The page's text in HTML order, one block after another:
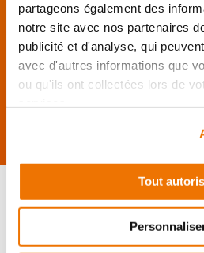
partageons également des
notre site avec nos partenaires
publicité et d'analyse, qui
avec d'autres informations que
ou qu'ils ont collectées lors de
Tout
directement auprès
du réparateur.
Mes pièces sont livrées et
montées chez le